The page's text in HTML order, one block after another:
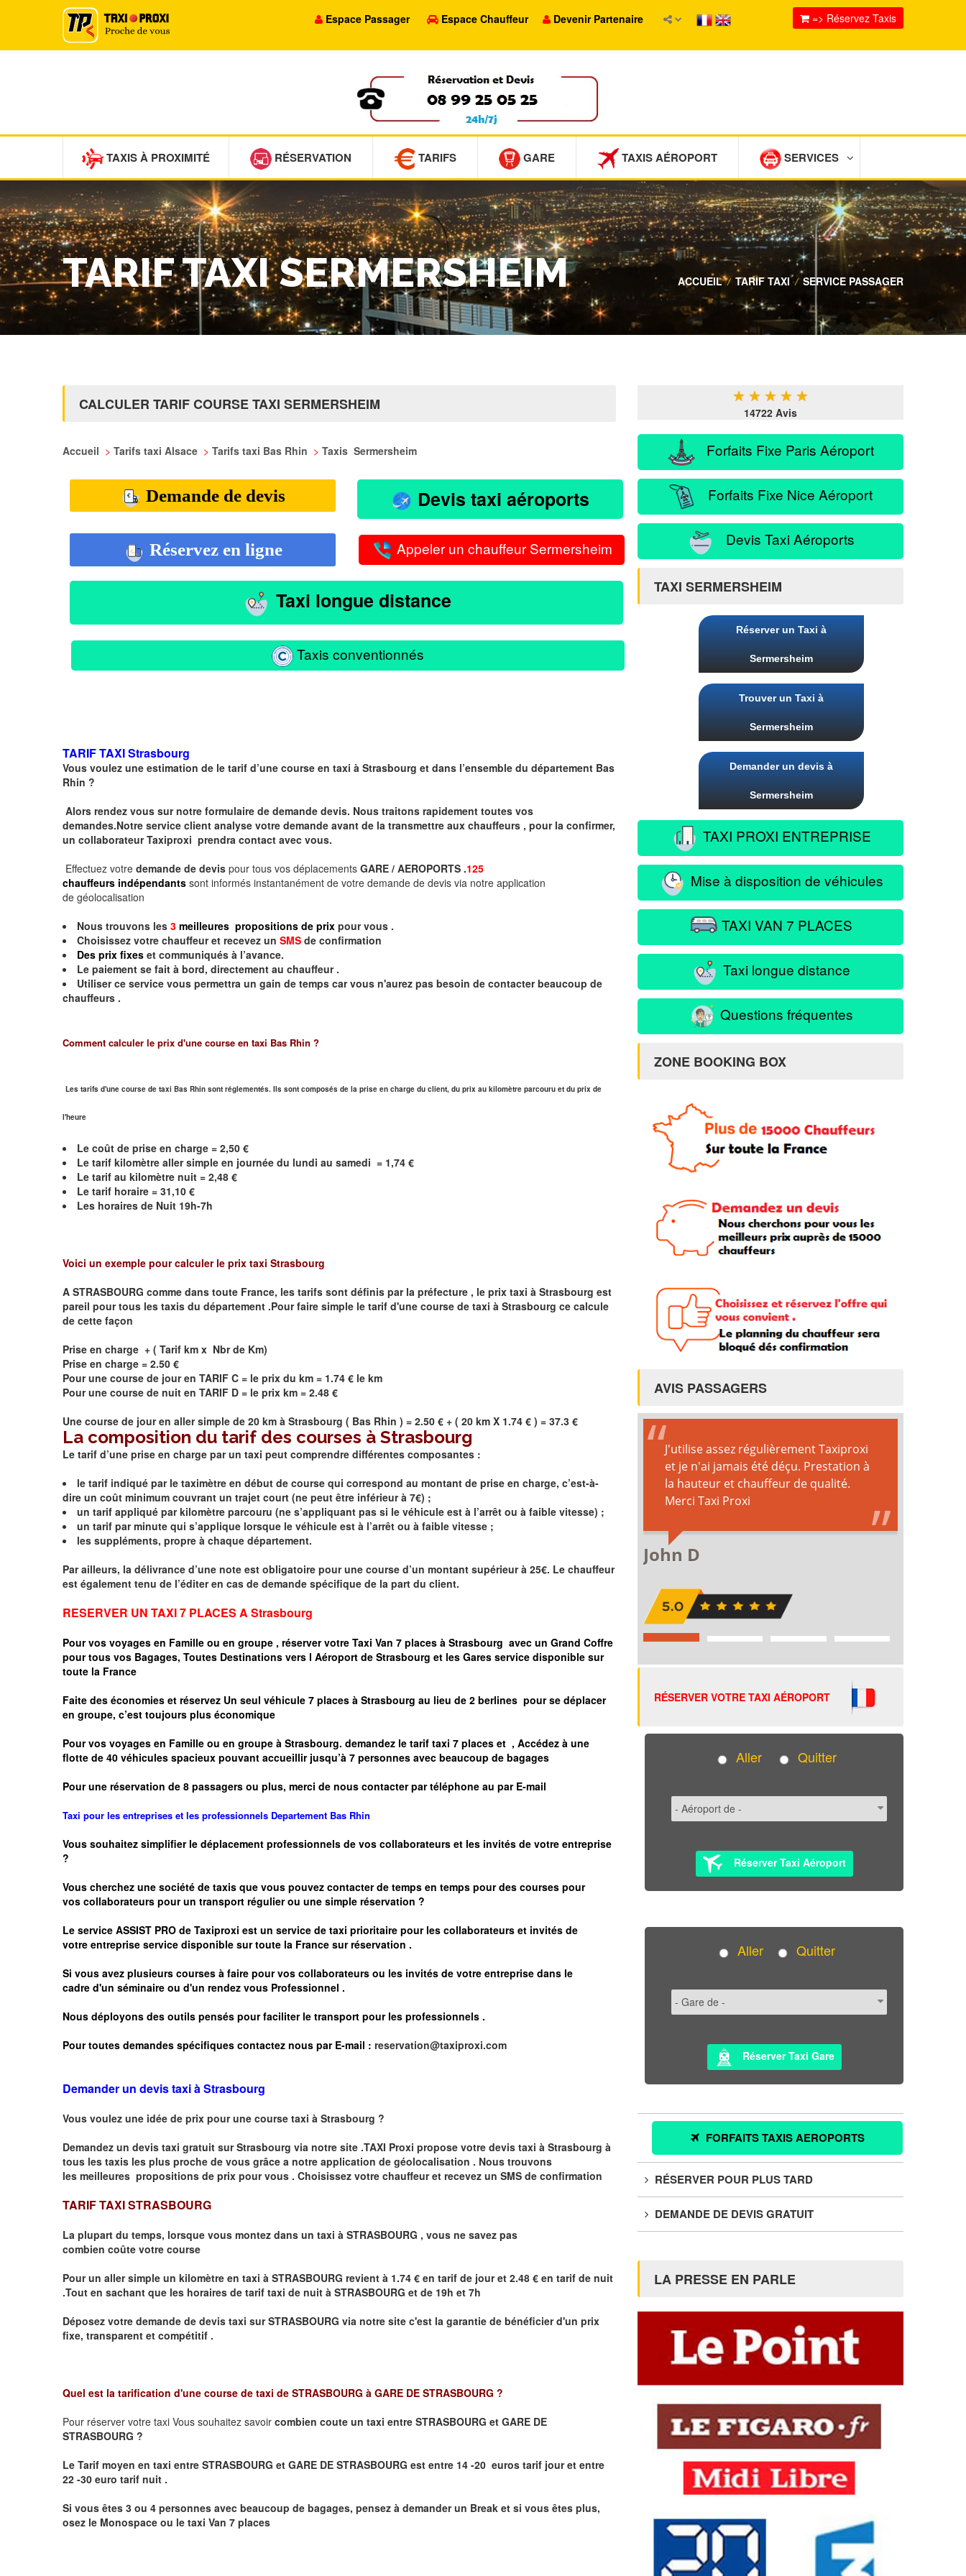
Espace Passager Espace Chauffeur Devenir Partenaire => Réservez Taxis
TAXIS À PROXIMITÉ RÉSERVATION TARIFS GARE TAXIS AÉROPORT SERVICES
TARIF TAXI SERMERSHEIM ACCUEIL / TARIF TAXI / SERVICE PASSAGER
CALCULER TARIF COURSE TAXI SERMERSHEIM
Accueil > Tarifs taxi Alsace > Tarifs taxi Bas Rhin > Taxis Sermersheim
Demande de devis Devis taxi aéroports
Réservez en ligne Appeler un chauffeur Sermersheim
Taxi longue distance
Taxis conventionnés
TARIF TAXIStrasbourg
Vous voulez une estimation de le tarif d’une course en taxi à Strasbourg et dans l’ensemble du département Bas
Rhin ?
Alors rendez vous sur notre formulaire de demande devis. Nous traitons rapidement toutes vos
demandes.Notre service client analyse votre demande avant de la transmettre aux chauffeurs , pour la confirmer,
un collaborateur Taxiproxi prendra contact avec vous.
Effectuez votre demande de devis pour tous vos déplacements GARE / AEROPORTS .125
chauffeurs indépendants sont informés instantanément de votre demande de devis via notre application
de géolocalisation
Nous trouvons les 3 meilleures propositions de prix pour vous .
Choisissez votre chauffeur et recevez un SMS de confirmation
Des prix fixes et communiqués à l’avance.
Le paiement se fait à bord, directement au chauffeur .
Utiliser ce service vous permettra un gain de temps car vous n'aurez pas besoin de contacter beaucoup de
chauffeurs .
Comment calculer le prix d'une course en taxi Bas Rhin ?
Les tarifs d'une course de taxi Bas Rhin sont réglementés. Ils sont composés de la prise en charge du client, du prix au kilomètre parcouru et du prix de
l'heure
Le coût de prise en charge = 2,50 €
Le tarif kilomètre aller simple en journée du lundi au samedi = 1,74 €
Le tarif au kilomètre nuit = 2,48 €
Le tarif horaire = 31,10 €
Les horaires de Nuit 19h-7h
Voici un exemple pour calculer le prix taxi Strasbourg
A STRASBOURG comme dans toute France, les tarifs sont définis par la préfecture , le prix taxi à Strasbourg est
pareil pour tous les taxis du département .Pour faire simple le tarif d'une course de taxi à Strasbourg ce calcule
de cette façon
Prise en charge + ( Tarif km x Nbr de Km)
Prise en charge = 2.50 €
Pour une course de jour en TARIF C = le prix du km = 1.74 € le km
Pour une course de nuit en TARIF D = le prix km = 2.48 €
Une course de jour en aller simple de 20 km à Strasbourg ( Bas Rhin ) = 2.50 € + ( 20 km X 1.74 € ) = 37.3 €
La composition du tarif des courses à Strasbourg
Le tarif d’une prise en charge par un taxi peut comprendre différentes composantes :
le tarif indiqué par le taximètre en début de course qui correspond au montant de prise en charge, c’est-à-
dire un coût minimum couvrant un trajet court (ne peut être inférieur à 7€) ;
un tarif appliqué par kilomètre parcouru (ne s’appliquant pas si le véhicule est à l’arrêt ou à faible vitesse) ;
un tarif par minute qui s’applique lorsque le véhicule est à l’arrêt ou à faible vitesse ;
les suppléments, propre à chaque département.
Par ailleurs, la délivrance d’une note est obligatoire pour une course d’un montant supérieur à 25€. Le chauffeur
est également tenu de l’éditer en cas de demande spécifique de la part du client.
RESERVER UN TAXI 7 PLACES A Strasbourg
Pour vos voyages en Famille ou en groupe , réserver votre Taxi Van 7 places à Strasbourg avec un Grand Coffre
pour tous vos Bagages, Toutes Destinations vers l Aéroport de Strasbourg et les Gares service disponible sur
toute la France
Faite des économies et réservez Un seul véhicule 7 places à Strasbourg au lieu de 2 berlines pour se déplacer
en groupe, c’est toujours plus économique
Pour vos voyages en Famille ou en groupe à Strasbourg. demandez le tarif taxi 7 places et , Accédez à une
flotte de 40 véhicules spacieux pouvant accueillir jusqu’à 7 personnes avec beaucoup de bagages
Pour une réservation de 8 passagers ou plus, merci de nous contacter par téléphone au par E-mail
Taxi pour les entreprises et les professionnels Departement Bas Rhin
Vous souhaitez simplifier le déplacement professionnels de vos collaborateurs et les invités de votre entreprise
?
Vous cherchez une société de taxis que vous pouvez contacter de temps en temps pour des courses pour
vos collaborateurs pour un transport régulierou une simple réservation ?
Le service ASSIST PRO de Taxiproxi est un service de taxi prioritaire pour les collaborateurs et invités de
votre entreprise service disponible sur toute la France sur réservation .
Si vous avez plusieurs courses à faire pour vos collaborateurs ou les invités de votre entreprise dans le
cadre d'un séminaire ou d'un rendez vous Professionnel .
Nous déployons des outils pensés pour faciliter le transport pour les professionnels .
Pour toutes demandes spécifiques contactez nous par E-mail : reservation@taxiproxi.com
Demander un devis taxi à Strasbourg
Vous voulez une idée de prix pour une course taxi à Strasbourg ?
Demandez un devis taxi gratuit surStrasbourg via notre site .TAXI Proxi propose votre devis taxi à Strasbourg à
tous les taxis les plus proche de vous grâce a notre application de géolocalisation . Nous trouvons
les meilleures propositions de prix pour vous . Choisissez votre chauffeur et recevez un SMS de confirmation
TARIF TAXI STRASBOURG
La plupart du temps, lorsque vous montez dans un taxi à STRASBOURG , vous ne savez pas
combien coûte votre course
Pour un aller simple un kilomètre en taxi à STRASBOURG revient à 1.74 € en tarif de jour et 2.48 € en tarif de nuit
.Tout en sachant que les horaires de tarif taxi de nuit à STRASBOURG et de 19h et 7h
Déposez votre demande de devis taxi surSTRASBOURG via notre site c'est la garantie de bénéficier d'un prix
fixe, transparent et compétitif .
Quel est la tarification d'une course de taxi de STRASBOURG à GARE DE STRASBOURG ?
Pour réserver votre taxi Vous souhaitez savoir combien coute un taxi entre STRASBOURG et GARE DE
STRASBOURG ?
Le Tarif moyen en taxi entre STRASBOURG et GARE DE STRASBOURG est entre 14 -20 euros tarif jour et entre
22 -30 euro tarif nuit .
Si vous êtes 3 ou 4 personnes avec beaucoup de bagages, pensez à demander un Break et si vous êtes plus,
osez le Monospace ou le taxi Van 7 places
★ ★ ★ ★ ★
14722 Avis
Forfaits Fixe Paris Aéroport
Forfaits Fixe Nice Aéroport
Devis Taxi Aéroports
TAXI SERMERSHEIM
Réserver un Taxi à
Sermersheim
Trouver un Taxi à
Sermersheim
Demander un devis à
Sermersheim
TAXI PROXI ENTREPRISE
Mise à disposition de véhicules
TAXI VAN 7 PLACES
Taxi longue distance
Questions fréquentes
ZONE BOOKING BOX
AVIS PASSAGERS
RÉSERVER VOTRE TAXI AÉROPORT
Aller Quitter
Réserver Taxi Aéroport
Aller Quitter
Réserver Taxi Gare
FORFAITS TAXIS AEROPORTS
RÉSERVER POUR PLUS TARD
DEMANDE DE DEVIS GRATUIT
LA PRESSE EN PARLE